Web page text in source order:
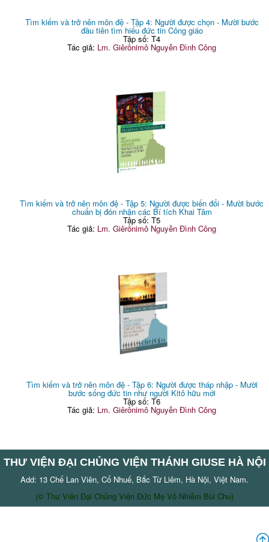
Tìm kiếm và trở nên môn đệ - Tập 4: Người được chọn - Mười bước
đầu tiên tìm hiểu đức tin Công giáo
Tập số: T4
Tác giả: Lm. Giêrônimô Nguyễn Đình Công
Tìm kiếm và trở nên môn đệ - Tập 5: Người được biến đổi - Mười bước
chuẩn bị đón nhận các Bí tích Khai Tâm
Tập số: T5
Tác giả: Lm. Giêrônimô Nguyễn Đình Công
Tìm kiếm và trở nên môn đệ - Tập 6: Người được tháp nhập - Mười
bước sống đức tin như người Kitô hữu mới
Tập số: T6
Tác giả: Lm. Giêrônimô Nguyễn Đình Công
THƯ VIỆN ĐẠI CHỦNG VIỆN THÁNH GIUSE HÀ NỘI
Add: 13 Chế Lan Viên, Cổ Nhuế, Bắc Từ Liêm, Hà Nội, Việt Nam.
(© Thư Viện Đại Chủng Viện Đức Mẹ Vô Nhiễm Bùi Chu)